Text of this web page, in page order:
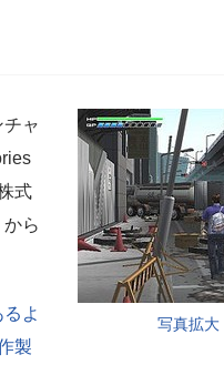
写真拡大
ャ
式
ら
よ
製